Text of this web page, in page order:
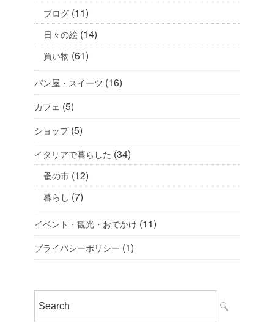
ブログ (11)
日々の絵 (14)
買い物 (61)
パン屋・スイーツ (16)
カフェ (5)
ショップ(5)
イタリアで暮らした (34)
蚤の市 (12)
暮らし (7)
イベント・観光・おでかけ (11)
プライバシーポリシー (1)